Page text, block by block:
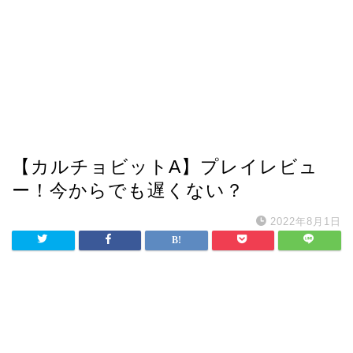
【カルチョビットA】プレイレビュ
ー！今からでも遅くない？
2022年8月1日